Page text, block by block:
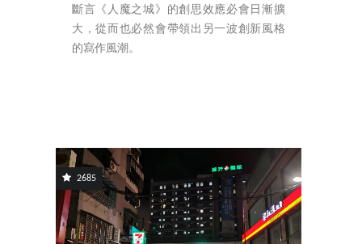
斷言《人魔之城》的創思效應必會日漸擴
大，從而也必然會帶領出另一波創新風格
的寫作風潮。
2685